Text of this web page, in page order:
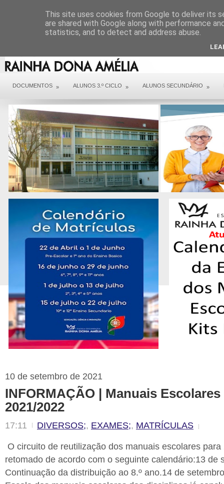
DOCUMENTOS » ALUNOS 3.º CICLO » ALUNOS SECUNDÁRIO »
10 de setembro de 2021
INFORMAÇÃO | Manuais
2021/2022
17:11 DIVERSOS;, EXAMES;, MATRÍCULAS
O circuito de reutilização dos manuais escolares
retomado de acordo com o seguinte calendário:13 de
Continuação da distribuição ao 8.º ano.14 de
This site uses cookies from Google to deliver its
are shared with Google along with performance
statistics, and to detect and address abuse.